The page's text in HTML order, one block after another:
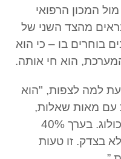
המכון הרפואי
נראים מהצד השני של
בוחרים בו – כי הוא
הוא חי אותה.
למה לצפות, "הוא
עם מאות שאלות,
מבחני מחשב ושיחה עם פסיכולוג. בערך 40%
בצדק. זו טעות